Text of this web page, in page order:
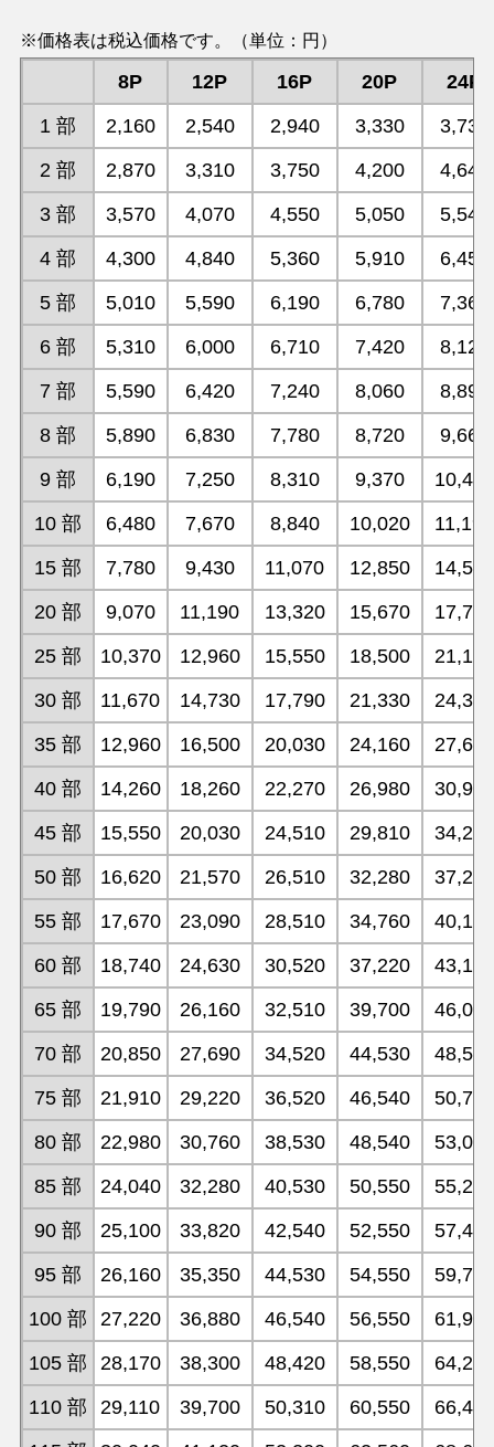
※価格表は税込価格です。（単位：円）
8P 12P 16P 20P
24P
1 部
2,160 2,540 2,940 3,330
3,730
2 部
2,870 3,310 3,750 4,200
4,640
3 部
3,570 4,070 4,550 5,050
5,540
4 部
4,300 4,840 5,360 5,910
6,450
5 部
5,010 5,590 6,190 6,780
7,360
6 部
5,310 6,000 6,710 7,420
8,120
7 部
5,590 6,420 7,240 8,060
8,890
8 部
5,890 6,830 7,780 8,720
9,660
9 部
6,190 7,250 8,310 9,370
10,420
10 部
6,480 7,670 8,840 10,020
11,190
15 部
7,780 9,430 11,070 12,850
14,500
20 部
9,070 11,190 13,320 15,670
17,790
25 部
10,370 12,960 15,550 18,500
21,100
30 部
11,670 14,730 17,790 21,330
24,390
35 部
12,960 16,500 20,030 24,160
27,690
40 部
14,260 18,260 22,270 26,980
30,990
45 部
15,550 20,030 24,510 29,810
34,290
50 部
16,620 21,570 26,510 32,280
37,220
55 部
17,670 23,090 28,510 34,760
40,180
60 部
18,740 24,630 30,520 37,220
43,120
65 部
19,790 26,160 32,510 39,700
46,070
70 部
20,850 27,690 34,520 44,530
48,540
75 部
21,910 29,220 36,520 46,540
50,780
80 部
22,980 30,760 38,530 48,540
53,010
85 部
24,040 32,280 40,530 50,550
55,260
90 部
25,100 33,820 42,540 52,550
57,490
95 部
26,160 35,350 44,530 54,550
59,740
100 部
27,220 36,880 46,540 56,550
61,970
105 部
28,170 38,300 48,420 58,550
64,210
110 部
29,110 39,700 50,310 60,550
66,450